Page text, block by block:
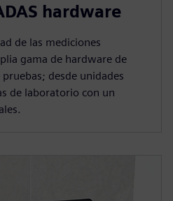
hardware
de las mediciones
gama de hardware de
desde unidades
de laboratorio con un